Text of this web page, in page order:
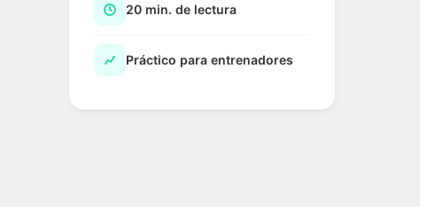
20 min. de lectura
Práctico para entrenadores